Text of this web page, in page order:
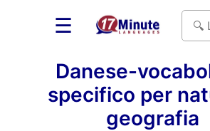
☰
Danese-
specifico per
geografia